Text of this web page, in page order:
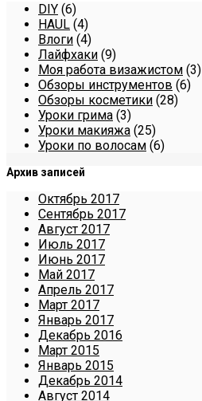
DIY (6)
HAUL (4)
Влоги (4)
Лайфхаки (9)
Моя работа визажистом (3)
Обзоры инструментов (6)
Обзоры косметики (28)
Уроки грима (3)
Уроки макияжа (25)
Уроки по волосам (6)
Архив записей
Октябрь 2017
Сентябрь 2017
Август 2017
Июль 2017
Июнь 2017
Май 2017
Апрель 2017
Март 2017
Январь 2017
Декабрь 2016
Март 2015
Январь 2015
Декабрь 2014
Август 2014